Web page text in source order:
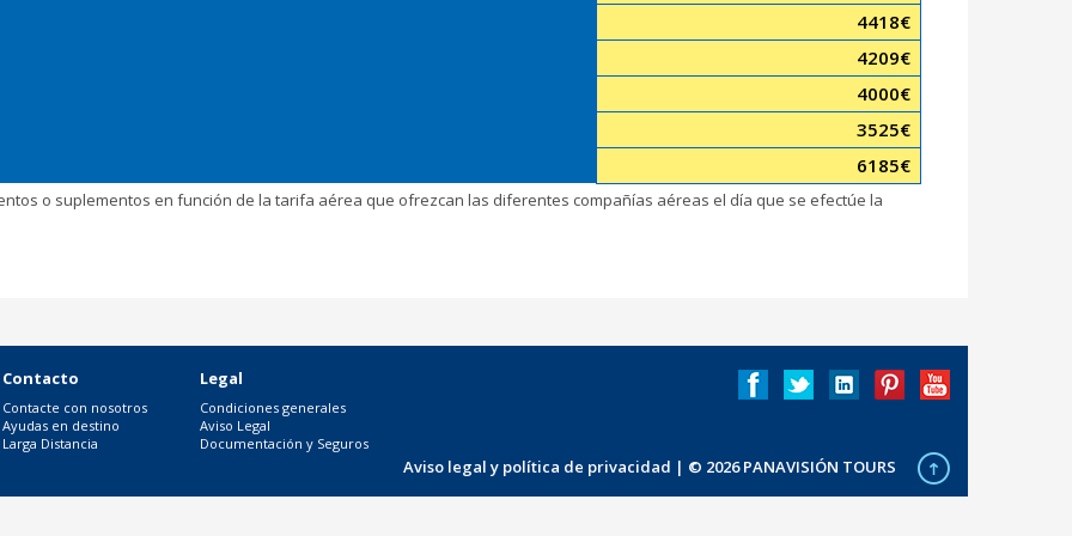
4418€
4209€
4000€
3525€
6185€
o suplementos en función de la tarifa aérea que ofrezcan las diferentes compañías aéreas el día que se efectúe la
Contacto
Contacte con nosotros
Ayudas en destino
Larga Distancia
Legal
Condiciones generales
Aviso Legal
Documentación y Seguros
Aviso legal y política de privacidad | © 2026 PANAVISIÓN TOURS